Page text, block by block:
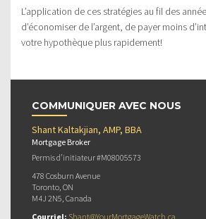
L’application de ces stratégies au fil des
d’économiser de l’argent, de payer moins
votre hypothèque plus rapidement!
COMMUNIQUER AVEC NOUS
Shant Kaltakjian, AMP, BBA
Mortgage Broker
Permis d’initiateur #M08005573
478 Cosburn Avenue
Toronto, ON
M4J 2N5, Canada
Courriel: Shant@YourMortgageWatch.ca